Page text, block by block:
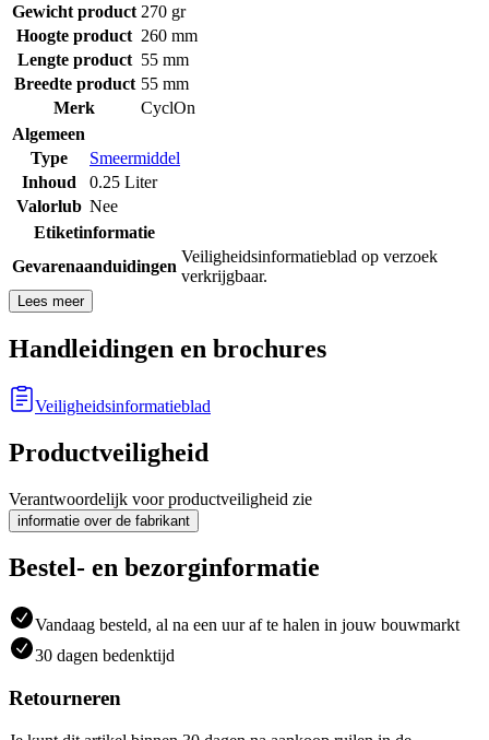
Gewicht product 270 gr
Hoogte product 260 mm
Lengte product 55 mm
Breedte product 55 mm
Merk
CyclOn
Algemeen
Type
Smeermiddel
Inhoud
0.25 Liter
Valorlub Nee
Etiketinformatie
Gevarenaanduidingen
Veiligheidsinformatieblad op verzoek
verkrijgbaar.
Lees meer
Handleidingen en brochures
Veiligheidsinformatieblad
Productveiligheid
Verantwoordelijk voor productveiligheid zie
informatie over de fabrikant
Bestel- en bezorginformatie
Vandaag besteld, al na een uur af te halen in jouw bouwmarkt
30 dagen bedenktijd
Retourneren